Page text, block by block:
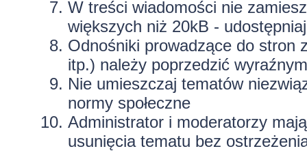
W treści wiadomości nie
większych niż 20kB -
Odnośniki prowadzące do stron
itp.) należy poprzedzić
Nie umieszczaj tematów
normy społeczne
Administrator i moderatorzy
usunięcia tematu bez